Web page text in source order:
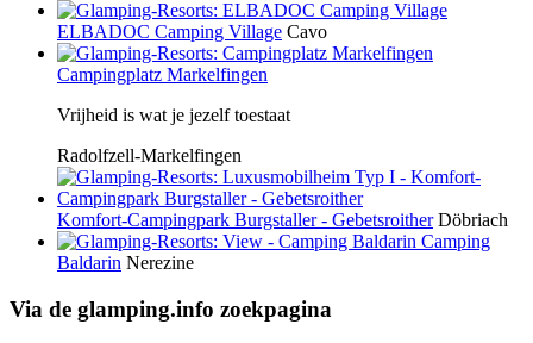
ELBADOC Camping Village Cavo
Campingplatz Markelfingen
Vrijheid is wat je jezelf toestaat
Radolfzell-Markelfingen
Komfort-Campingpark Burgstaller - Gebetsroither Döbriach
Camping
Baldarin Nerezine
Via de glamping.info zoekpagina